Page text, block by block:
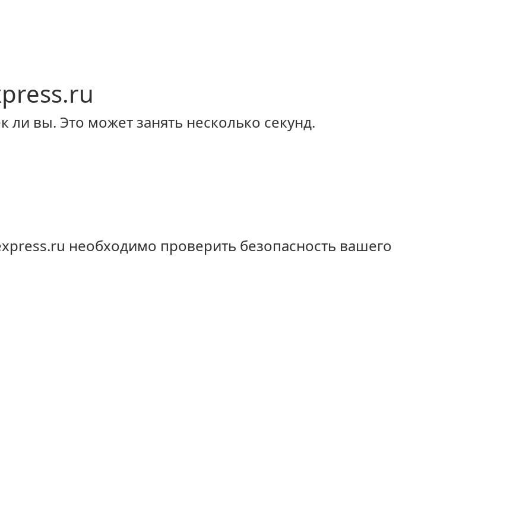
ли вы. Это может занять несколько секунд.
необходимо проверить безопасность вашего